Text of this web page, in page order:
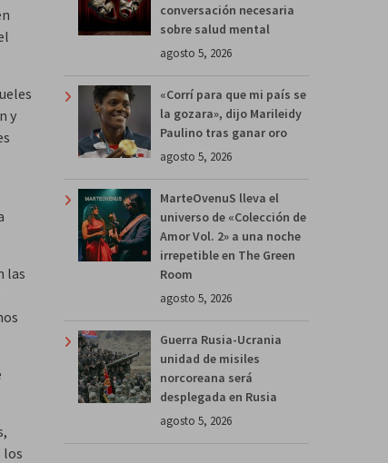
y
las
los
conversación necesaria
sobre salud mental
agosto 5, 2026
«Corrí para que mi país se
la gozara», dijo Marileidy
Paulino tras ganar oro
agosto 5, 2026
MarteOvenuS lleva el
universo de «Colección de
Amor Vol. 2» a una noche
irrepetible en The Green
Room
agosto 5, 2026
Guerra Rusia-Ucrania
unidad de misiles
norcoreana será
desplegada en Rusia
agosto 5, 2026